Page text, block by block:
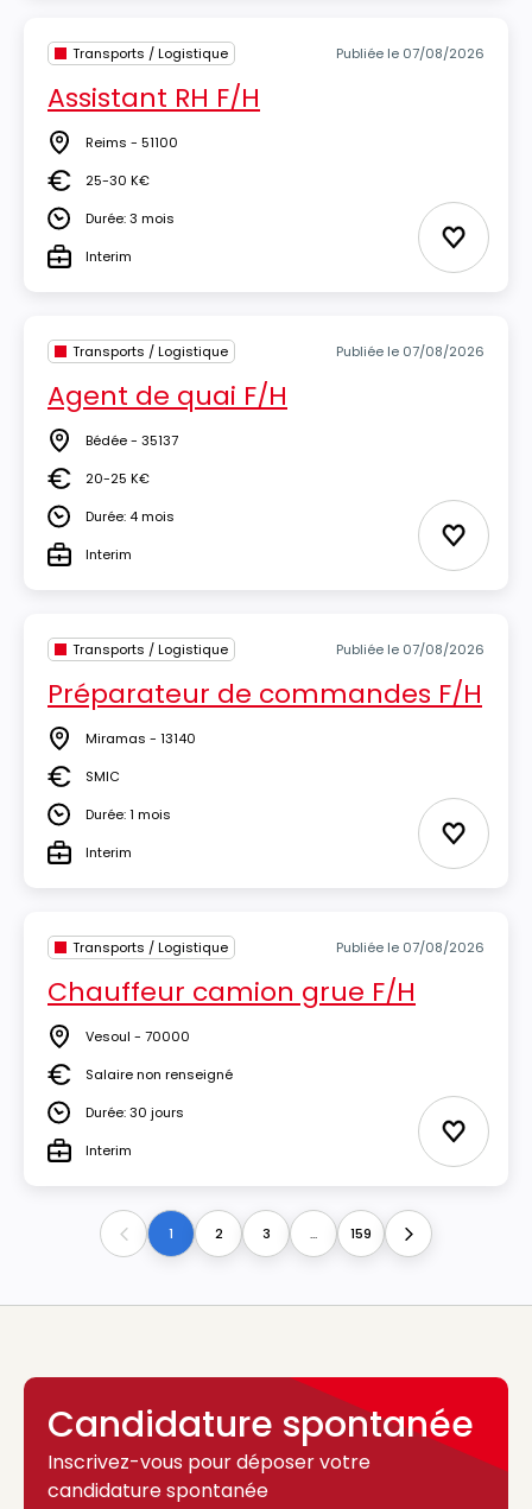
Transports / Logistique Publiée le 07/08/2026
Assistant RH F/H
Lieu Reims - 51100
Salaire25-30 K€
DuréeDurée: 3 mois
TypeInterim Ajouter
Transports / Logistique Publiée le 07/08/2026
Agent de quai F/H
Lieu Bédée - 35137
Salaire20-25 K€
DuréeDurée: 4 mois
TypeInterim Ajouter
Transports / Logistique Publiée le 07/08/2026
Préparateur de commandes F/H
Lieu Miramas - 13140
Salaire
SMIC
DuréeDurée: 1 mois
TypeInterim Ajouter
Transports / Logistique Publiée le 07/08/2026
Chauffeur camion grue F/H
Lieu Vesoul - 70000
SalaireSalaire non renseigné
DuréeDurée: 30 jours
TypeInterim Ajouter
Previous1 2 3 ... 159 Next
Candidature spontanée
Inscrivez-vous pour déposer votre
candidature spontanée